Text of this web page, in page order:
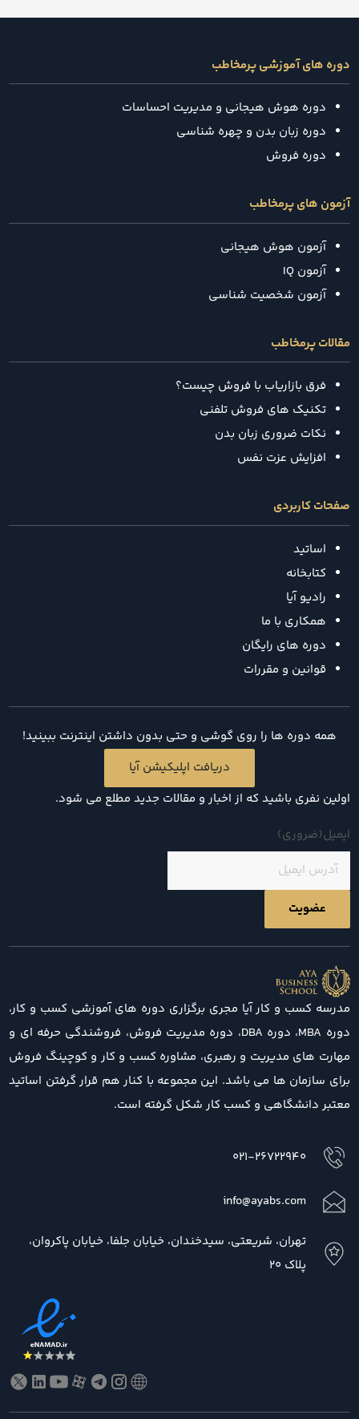
دوره های آموزشی پرمخاطب
دوره هوش هیجانی و مدیریت احساسات
دوره زبان بدن و چهره شناسی
دوره فروش
آزمون های پرمخاطب
آزمون هوش هیجانی
آزمون IQ
آزمون شخصیت شناسی
مقالات پرمخاطب
فرق بازاریاب با فروش چیست؟
تکنیک‌ های فروش تلفنی
نکات ضروری زبان بدن
افزایش عزت نفس
صفحات کاربردی
اساتید
کتابخانه
رادیو آیا
همکاری با ما
دوره های رایگان
قوانین و مقررات
همه دوره ها را روی گوشی و حتی بدون داشتن اینترنت ببینید!
دریافت اپلیکیشن آیا
اولین نفری باشید که از اخبار و مقالات جدید مطلع می شود.
ایمیل(ضروری)
مدرسه کسب و کار آیا مجری برگزاری دوره های آموزشی کسب و کار،
دوره MBA، دوره DBA، دوره مدیریت فروش، فروشندگی حرفه ای و
مهارت های مدیریت و رهبری، مشاوره کسب و کار و کوچینگ فروش
برای سازمان ها می باشد. این مجموعه با کنار هم قرار گرفتن اساتید
معتبر دانشگاهی و کسب کار شکل گرفته است.
021-26722940
info@ayabs.com
تهران، شریعتی، سیدخندان، خیابان جلفا، خیابان پاکروان،
پلاک 20